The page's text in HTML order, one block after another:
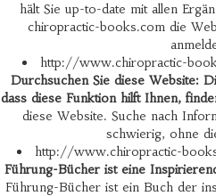
hält Sie up-to-date mit allen
chiropractic-books.com die
http://www.chiropractic-
Durchsuchen Sie diese Website:
dass diese Funktion hilft Ihnen,
diese Website. Suche nach
schwierig, ohne
http://www.chiropractic-
Führung-Bücher ist eine
Führung-Bücher ist ein Buch der